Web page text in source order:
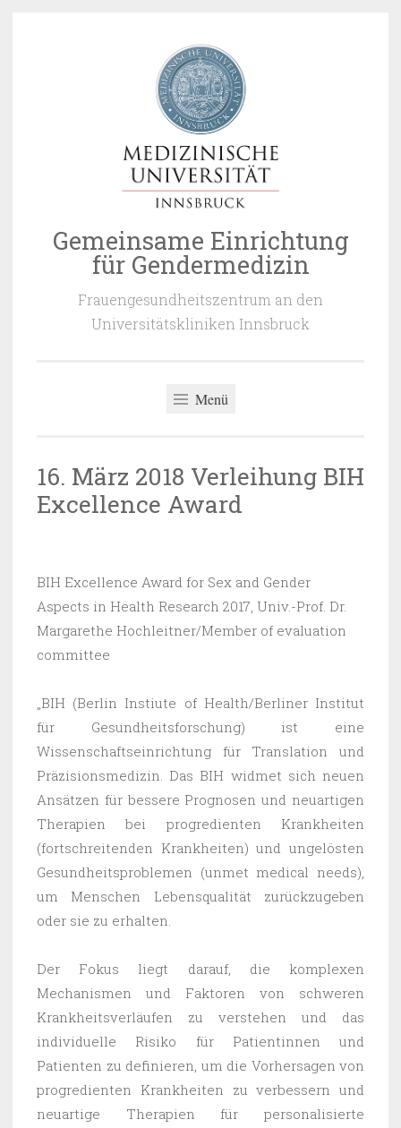
Gemeinsame Einrichtung
für Gendermedizin
Frauengesundheitszentrum an den
Universitätskliniken Innsbruck
Menü
16. März 2018 Verleihung BIH
Excellence Award
BIH Excellence Award for Sex and Gender
Aspects in Health Research 2017, Univ.-Prof. Dr.
Margarethe Hochleitner/Member of evaluation
committee
„BIH (Berlin Instiute of Health/Berliner Institut
für Gesundheitsforschung) ist eine
Wissenschaftseinrichtung für Translation und
Präzisionsmedizin. Das BIH widmet sich neuen
Ansätzen für bessere Prognosen und neuartigen
Therapien bei progredienten Krankheiten
(fortschreitenden Krankheiten) und ungelösten
Gesundheitsproblemen (unmet medical needs),
um Menschen Lebensqualität zurückzugeben
oder sie zu erhalten.
Der Fokus liegt darauf, die komplexen
Mechanismen und Faktoren von schweren
Krankheitsverläufen zu verstehen und das
individuelle Risiko für Patientinnen und
Patienten zu definieren, um die Vorhersagen von
progredienten Krankheiten zu verbessern und
neuartige Therapien für personalisierte